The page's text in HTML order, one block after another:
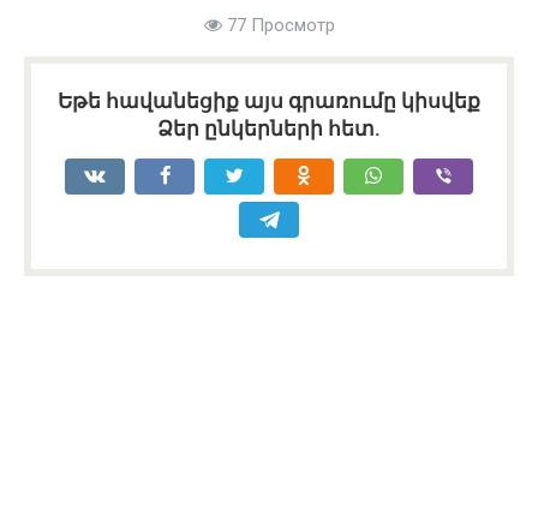
77 Просмотр
Եթե հավանեցիք այս գրառումը կիսվեք
Ձեր ընկերների հետ.